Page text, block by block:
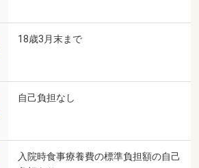
18歳3月末まで
自己負担なし
入院時食事療養費の標準負担額の自己